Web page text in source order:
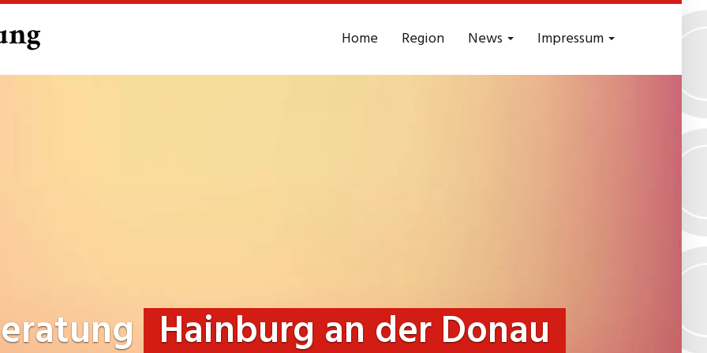
Home Region News Impressum
Hainburg an der Donau